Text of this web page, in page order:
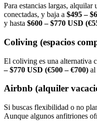
Para estancias largas, alquilar
conectadas, y baja a $495 –
y hasta $600 – $770 USD
Coliving (espacios
El coliving es una alternativa
– $770 USD (€500 – €700) al
Airbnb (alquiler
Si buscas flexibilidad o no
Aunque algunos anfitriones